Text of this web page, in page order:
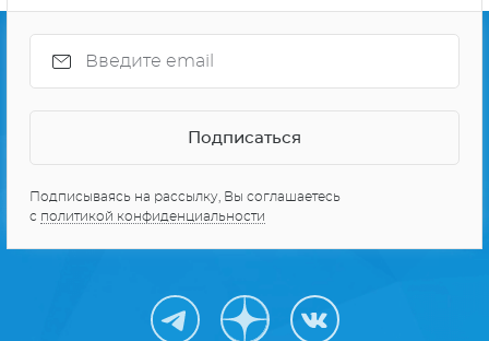
Подписываясь на рассылку, Вы соглашаетесь
с политикой конфиденциальности